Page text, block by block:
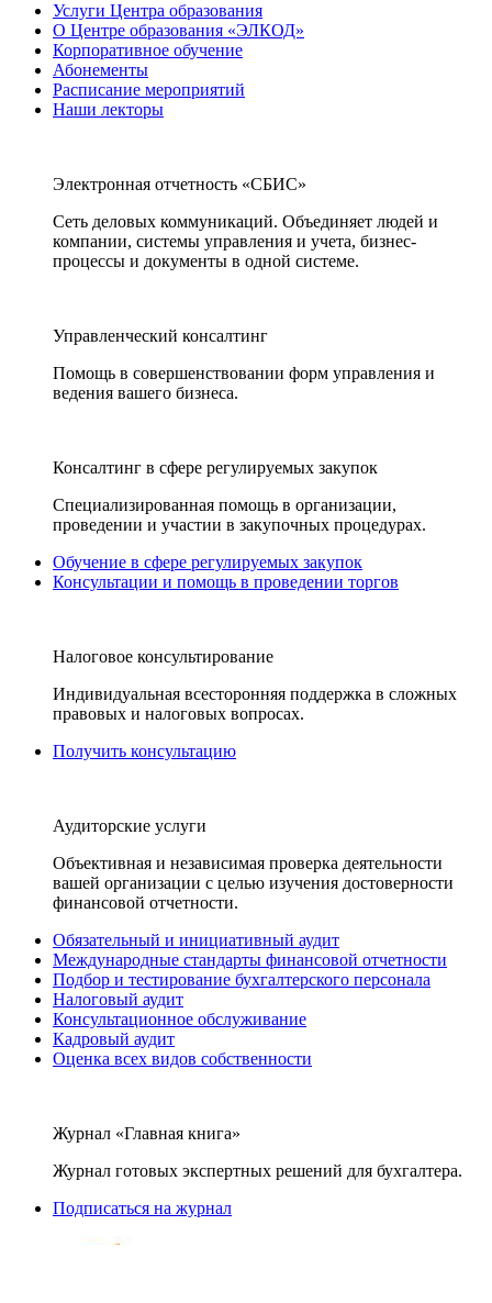
Услуги Центра образования
О Центре образования «ЭЛКОД»
Корпоративное обучение
Абонементы
Расписание мероприятий
Наши лекторы
Электронная отчетность «СБИС»
Сеть деловых коммуникаций. Объединяет людей и
компании, системы управления и учета, бизнес-
процессы и документы в одной системе.
Управленческий консалтинг
Помощь в совершенствовании форм управления и
ведения вашего бизнеса.
Консалтинг в сфере регулируемых закупок
Специализированная помощь в организации,
проведении и участии в закупочных процедурах.
Обучение в сфере регулируемых закупок
Консультации и помощь в проведении торгов
Налоговое консультирование
Индивидуальная всесторонняя поддержка в сложных
правовых и налоговых вопросах.
Получить консультацию
Аудиторские услуги
Объективная и независимая проверка деятельности
вашей организации с целью изучения достоверности
финансовой отчетности.
Обязательный и инициативный аудит
Международные стандарты финансовой отчетности
Подбор и тестирование бухгалтерского персонала
Налоговый аудит
Консультационное обслуживание
Кадровый аудит
Оценка всех видов собственности
Журнал «Главная книга»
Журнал готовых экспертных решений для бухгалтера.
Подписаться на журнал